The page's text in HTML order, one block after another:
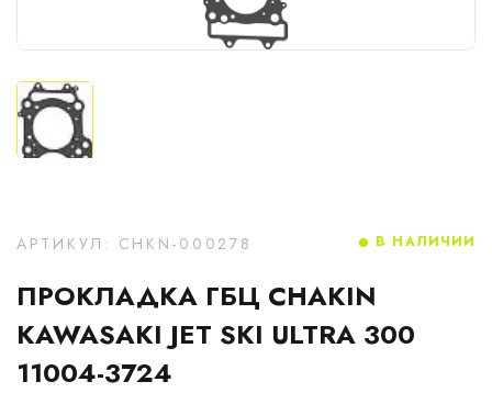
АРТИКУЛ: CHKN-000278
ПРОКЛАДКА ГБЦ CHAKIN
KAWASAKI JET SKI ULTRA 300
11004-3724
В НАЛИЧИИ